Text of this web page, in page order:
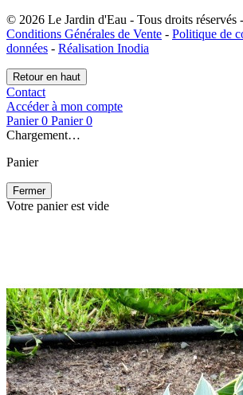
© 2026 Le Jardin d'Eau - Tous droits réservés -
Conditions Générales de Vente - Politique de
données - Réalisation Inodia
Retour en haut
Contact
Accéder à mon compte
Panier 0 Panier 0
Chargement…
Panier
Fermer
Votre panier est vide